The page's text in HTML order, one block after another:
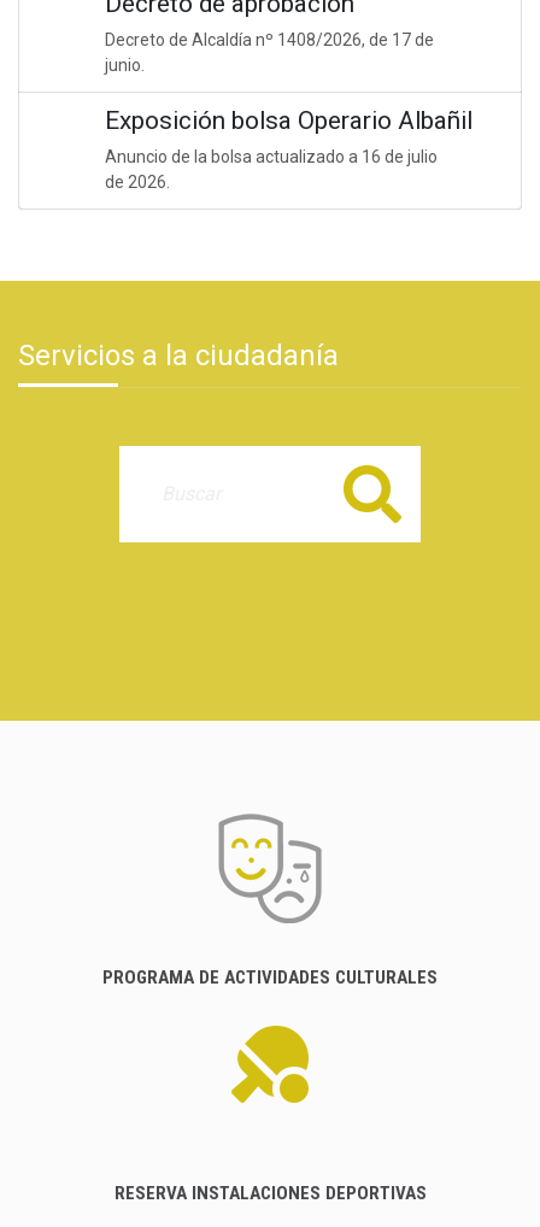
Decreto de Alcaldía nº 1408/2026, de 17 de
junio.
Exposición bolsa Operario Albañil
Anuncio de la bolsa actualizado a 16 de julio
de 2026.
Servicios a la ciudadanía
Buscar
PROGRAMA DE ACTIVIDADES CULTURALES
RESERVA INSTALACIONES DEPORTIVAS